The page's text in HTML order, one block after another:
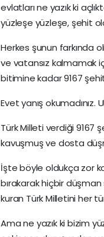
evlatları ne yazık ki
yüzleşe yüzleşe, şehit
Herkes şunun farkında
ve vatansız kalmamak
bitimine kadar 9167
Evet yanış
Türk Milleti verdiği 9167
kavuşmuş ve dosta
İşte böyle oldukça zor
bırakarak hiçbir düşman
kuran Türk Milletini her
Ama ne yazık ki bizim